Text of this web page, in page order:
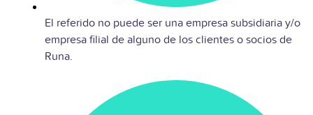
El referido no puede ser una empresa subsidiaria y/o
empresa filial de alguno de los clientes o socios de
Runa.